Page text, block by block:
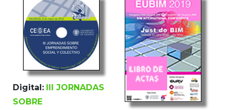
Digital: III JORNADAS
SOBRE